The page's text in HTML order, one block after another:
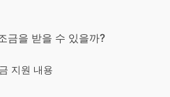
금을 받을 수 있을까?
지원 내용